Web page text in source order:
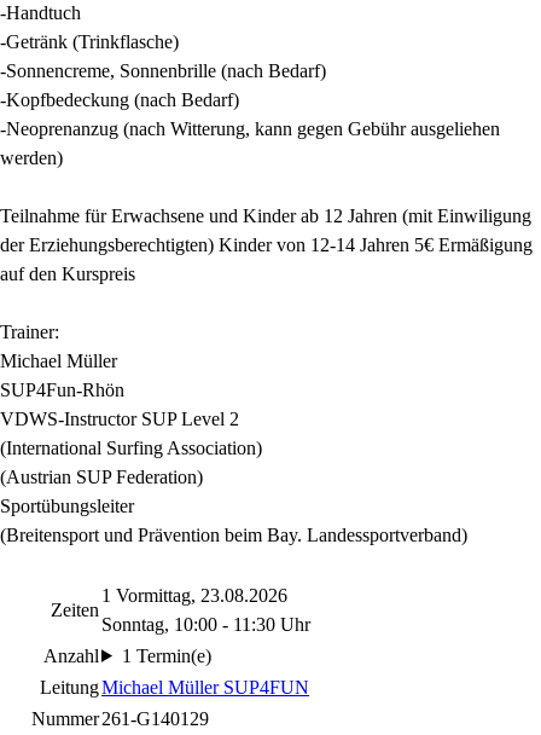
-Handtuch
-Getränk (Trinkflasche)
-Sonnencreme, Sonnenbrille (nach Bedarf)
-Kopfbedeckung (nach Bedarf)
-Neoprenanzug (nach Witterung, kann gegen Gebühr ausgeliehen
werden)
Teilnahme für Erwachsene und Kinder ab 12 Jahren (mit Einwiligung
der Erziehungsberechtigten) Kinder von 12-14 Jahren 5€ Ermäßigung
auf den Kurspreis
Trainer:
Michael Müller
SUP4Fun-Rhön
VDWS-Instructor SUP Level 2
(International Surfing Association)
(Austrian SUP Federation)
Sportübungsleiter
(Breitensport und Prävention beim Bay. Landessportverband)
Zeiten
1 Vormittag, 23.08.2026
Sonntag, 10:00 - 11:30 Uhr
Anzahl
1 Termin(e)
LeitungMichael Müller SUP4FUN
Nummer261-G140129